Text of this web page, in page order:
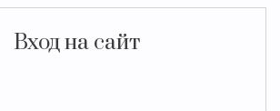
Вход на сайт